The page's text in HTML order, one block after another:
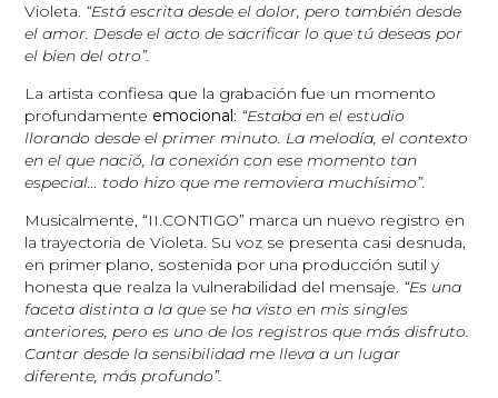
Violeta. “Está escrita desde el dolor, pero también desde
el amor. Desde el acto de sacrificar lo que tú deseas por
el bien del otro”.
La artista confiesa que la grabación fue un momento
profundamente emocional: “Estaba en el estudio
llorando desde el primer minuto. La melodía, el contexto
en el que nació, la conexión con ese momento tan
especial… todo hizo que me removiera muchísimo”.
Musicalmente, “II.CONTIGO” marca un nuevo registro en
la trayectoria de Violeta. Su voz se presenta casi desnuda,
en primer plano, sostenida por una producción sutil y
honesta que realza la vulnerabilidad del mensaje. “Es una
faceta distinta a la que se ha visto en mis singles
anteriores, pero es uno de los registros que más disfruto.
Cantar desde la sensibilidad me lleva a un lugar
diferente, más profundo”.